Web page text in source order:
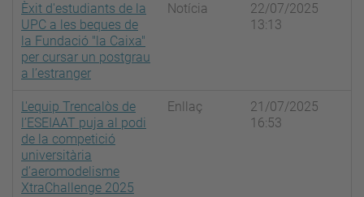
Èxit d'estudiants de la
UPC a les beques de
la Fundació "la Caixa"
per cursar un postgrau
a l’estranger
Notícia
22/07/2025
13:13
L'equip Trencalòs de
l’ESEIAAT puja al podi
de la competició
universitària
d’aeromodelisme
XtraChallenge 2025
Enllaç
21/07/2025
16:53